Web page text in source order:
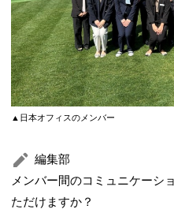
▲日本オフィスのメンバー
編集部
メンバー間のコミュニケーシ
ただけますか？